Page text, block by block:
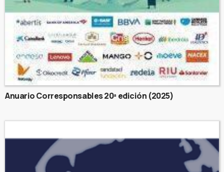
Anuario Corresponsables 20ª edición (2025)